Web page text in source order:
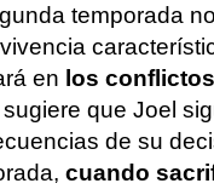
temporada
en los
sugiere que Joel
de su
cuando